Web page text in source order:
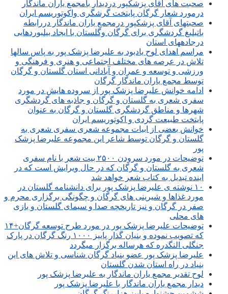
صحبت های آقای پزشکپور دردیدار بامجمع یاران ماندگار
درمورد شعار گرگان پایتخت گرشگری واکوتوریسم ایران
صحبتهای آقای پزشکپور درمجمع یاران ماندگار دررابطه
باتبلیغ گردشگری برای گرگان وگلستان با ایجاد بیلبوردهایی
درجادههای استان
مراسم اهدای لوح یادبود به علیرضا پزشک پور به پاس سالها
تلاش در عرصه های مختلف اجتماعی و هنری و فرهنگی و
ورزشی و توسعه و عمران و آبادانی استان گلستان و گرگان
توسط مجمع یاران ماندگار گرگان
ادامه خوانش علیرضا پزشک پور از سروده هایش در مورد
سفری شعری به گلستان و گرگان و جاذبه های گردشگری
شهرها و مناطق گردشگری گلستان و گرگان به عنوان
پایتخت طبیعت گردی و اکوتوریسم ایران
خوانش بعضی از ابیات مجموعه شعری سفری شعری به
گلستان و گرگان توسط شاعر این مجموعه علیرضا پزشک
پور
توضیحات در مورد سرودن ۲۵۰۰ بیت شعر با نام سفری
شعری به گلستان و گرگان که در حال ویرایش است که در
اینده تبدیل به کتاب شعر خواهد شد
۱۰ نوشته ی علیرضا پزشک پور برای دانشنامه گلستان در
مورد غذاها و شیرینی های گرگان و چگونگی برگزاری محرم و
صفر در گرگان و نیز تاریخچه صدا و سیمای گلستان و بازی
های محلی
توضیحات علیرضا پزشک پور در مورد طرح توسعه گرگان+۱۴
که تصویب نموده و بنیان گذار پاییز ۱۰۰۰ رنگ گرگان در پارک
جنگلی النگدره که هرساله برگزار میگردد
علیرضا پزشک پور عضو بنیاد گرگان شناسی و تلاش های این
بنیاد در راه استان شدن گلستان
لوح تقدیر مجمع یاران ماندگار به علیرضا پزشک پور
دیدار مجمع یاران ماندگار با علیرضا پزشک پور